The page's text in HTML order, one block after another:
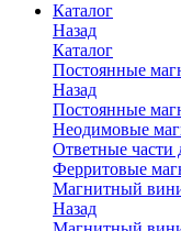
Каталог
Назад
Каталог
Постоянные
Назад
Постоянные
Неодимовые
Ответные части
Ферритовые
Магнитный
Назад